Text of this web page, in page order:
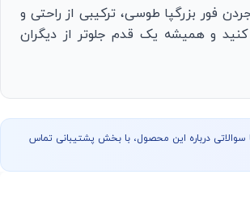
فور بزرگپا طوسی، ترکیبی از راحتی و
کنید و همیشه یک قدم جلوتر از دیگران
سوالاتی درباره این محصول، با بخش پشتیبانی تماس